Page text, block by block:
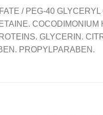
/ PEG-40
GLYCERIN.
PROPYLPARABEN.